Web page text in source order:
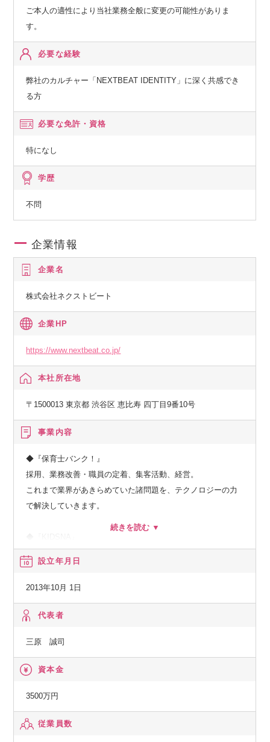
ご本人の適性により当社業務全般に変更の可能性がありま
す。
必要な経験
弊社のカルチャー「NEXTBEAT IDENTITY」に深く共感でき
る方
必要な免許・資格
特になし
学歴
不問
企業情報
企業名
株式会社ネクストビート
企業HP
https://www.nextbeat.co.jp/
本社所在地
〒1500013 東京都 渋谷区 恵比寿 四丁目9番10号
事業内容
◆『保育士バンク！』
採用、業務改善・職員の定着、集客活動、経営。
これまで業界があきらめていた諸問題を、テクノロジーの力
で解決していきます。
通じ多様な選択肢を提供しながら、子どもとの生活をより充
実したものにするサービスです。
◆『おもてなしHR』
て将来に渡り活力ある地域社会を構築していくために、地方
の重要産業である観光業界を支援します。
◆『hospitality Careers』
争力を強化します。
設立年月日
2013年10月 1日
代表者
三原 誠司
資本金
3500万円
従業員数